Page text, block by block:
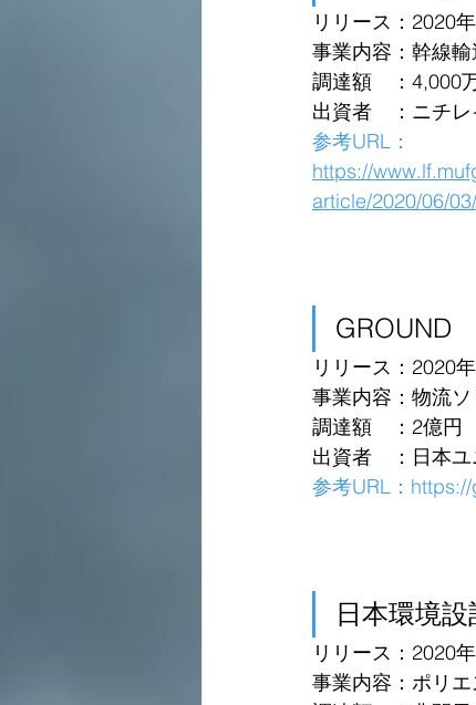
リリース：2020
事業内容：幹線
調達額　：4,000
出資者　：ニチ
参考URL：
https://
article/2020/06/
GROUND
リリース：2020
事業内容：物流
調達額　：2億円
出資者　：日本ユ
参考URL：
日本環境設
リリース：2020
事業内容：ポリ